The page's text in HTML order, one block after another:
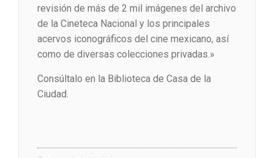
revisión de más de 2 mil imágenes del archivo
de la Cineteca Nacional y los principales
acervos iconográficos del cine mexicano, así
como de diversas colecciones privadas.»
Consúltalo en la Biblioteca de Casa de la
Ciudad.